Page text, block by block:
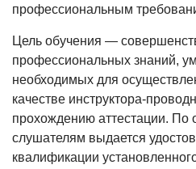
профессиональным
Цель обучения —
профессиональных знаний,
необходимых для
качестве инструктора-
прохождению аттестации. По
слушателям выдается
квалификации